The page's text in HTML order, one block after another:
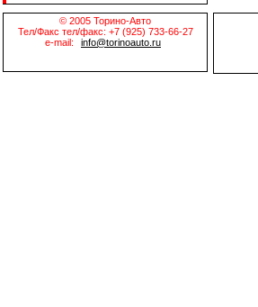
© 2005 Торино-Авто
Тел/Факс тел/факс: +7 (925) 733-66-27
e-mail:
info@torinoauto.ru